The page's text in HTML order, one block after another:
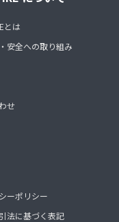
とは
安全への取り組み
せ
ーポリシー
法に基づく表記